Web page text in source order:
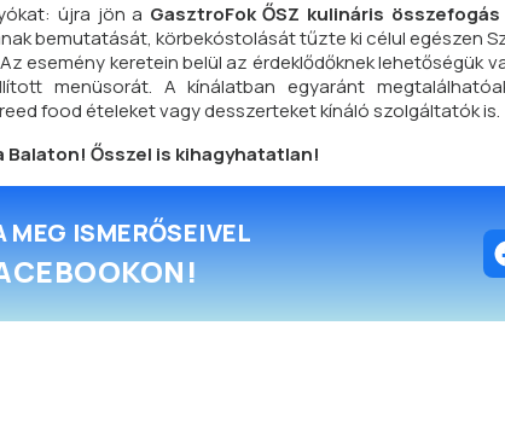
újra jön a GasztroFok ŐSZ kulináris
bemutatását, körbekóstolását tűzte ki célul egészen
esemény keretein belül az érdeklődőknek lehetőségük
menüsorát. A kínálatban egyaránt
food ételeket vagy desszerteket kínáló szolgáltatók is.
Balaton! Ősszel is kihagyhatatlan!
MEG ISMERŐSEIVEL